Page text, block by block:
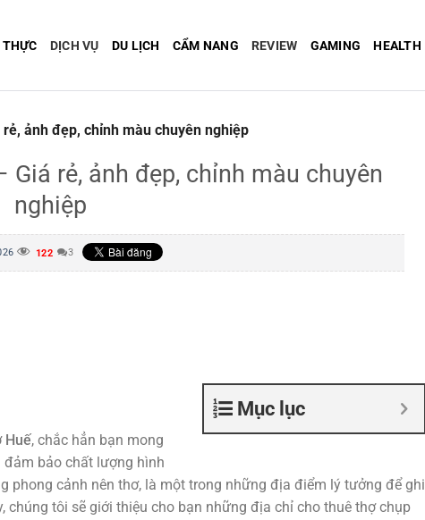
DỊCH VỤ DU LỊCH CẨM NANG REVIEW GAMING HEALTH
ảnh đẹp, chỉnh màu chuyên nghiệp
rẻ, ảnh đẹp, chỉnh màu chuyên
nghiệp
122 3
Mục lục
Huế, chắc hẳn bạn mong
đảm bảo chất lượng hình
phong cảnh nên thơ, là một trong những địa điểm lý tưởng để ghi
chúng tôi sẽ giới thiệu cho bạn những địa chỉ cho thuê thợ chụp